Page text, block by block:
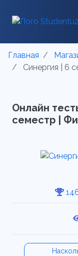
Главная
Синергия | 6
Онлайн
семестр |